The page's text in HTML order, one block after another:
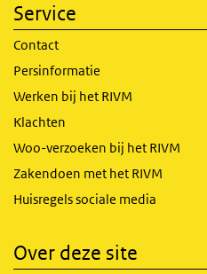
Service
Contact
Persinformatie
Werken bij het RIVM
Klachten
Woo-verzoeken bij het RIVM
Zakendoen met het RIVM
Huisregels sociale media
Over deze site